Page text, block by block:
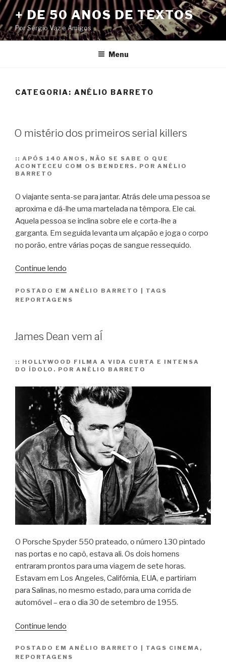
Pular
para
o
conteúdo
+ DE 50 ANOS DE TEXTOS
Por Sérgio Vaz e Amigos
Menu
CATEGORIA: ANÉLIO BARRETO
O mistério dos primeiros serial killers
:: APÓS 140 ANOS, NÃO SE SABE O QUE
ACONTECEU COM OS BENDERS. POR ANÉLIO
BARRETO
O viajante senta-se para jantar. Atrás dele uma pessoa se
aproxima e dá-lhe uma martelada na têmpora. Ele cai.
Aquela pessoa se inclina sobre ele e corta-lhe a
garganta. Em seguida levanta um alçapão e joga o corpo
no porão, entre várias poças de sangue ressequido.
Continue lendo
dos
primeiros
POSTADO EM ANÉLIO BARRETO | TAGS
REPORTAGENS
James Dean vem aÍ
:: HOLLYWOOD FILMA A VIDA CURTA E INTENSA
DO ÍDOLO. POR ANÉLIO BARRETO
O Porsche Spyder 550 prateado, o número 130 pintado
nas portas e no capô, estava ali. Os dois homens
entraram prontos para uma viagem de sete horas.
Estavam em Los Angeles, Califórnia, EUA, e partiriam
para Salinas, no mesmo estado, para uma corrida de
automóvel – era o dia 30 de setembro de 1955.
Continue lendo
vem
aÍ”
POSTADO EM ANÉLIO BARRETO TAGS CINEMA ,
REPORTAGENS